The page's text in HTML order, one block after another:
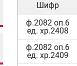
Шифр
ф.2082 оп.6
ед. хр.2408
ф.2082 оп.6
ед. хр.2409